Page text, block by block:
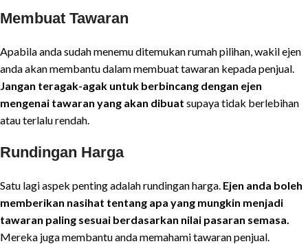
Membuat Tawaran
Apabila anda sudah menemu ditemukan rumah pilihan, wakil ejen
anda akan membantu dalam membuat tawaran kepada penjual.
Jangan teragak-agak untuk berbincang dengan ejen
mengenai tawaran yang akan dibuat supaya tidak berlebihan
atau terlalu rendah.
Rundingan Harga
Satu lagi aspek penting adalah rundingan harga. Ejen anda boleh
memberikan nasihat tentang apa yang mungkin menjadi
tawaran paling sesuai berdasarkan nilai pasaran semasa.
Mereka juga membantu anda memahami tawaran penjual.